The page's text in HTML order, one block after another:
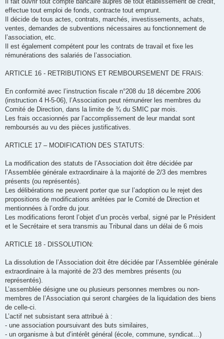
effectue tout emploi de fonds, contracte tout emprunt.
Il décide de tous actes, contrats, marchés, investissements, achats,
ventes, demandes de subventions nécessaires au fonctionnement de
l’association, etc.
Il est également compétent pour les contrats de travail et fixe les
rémunérations des salariés de l’association.
ARTICLE 16 - RETRIBUTIONS ET REMBOURSEMENT DE FRAIS:
En conformité avec l’instruction fiscale n°208 du 18 décembre 2006
(instruction 4 H-5-06), l’Association peut rémunérer les membres du
Comité de Direction, dans la limite de ¾ du SMIC par mois.
Les frais occasionnés par l’accomplissement de leur mandat sont
remboursés au vu des pièces justificatives.
ARTICLE 17 – MODIFICATION DES STATUTS:
La modification des statuts de l’Association doit être décidée par
l’Assemblée générale extraordinaire à la majorité de 2/3 des membres
présents (ou représentés).
Les délibérations ne peuvent porter que sur l’adoption ou le rejet des
propositions de modifications arrêtées par le Comité de Direction et
mentionnées à l’ordre du jour.
Les modifications feront l’objet d’un procès verbal, signé par le Président
et le Secrétaire et sera transmis au Tribunal dans un délai de 6 mois
ARTICLE 18 - DISSOLUTION:
La dissolution de l’Association doit être décidée par l’Assemblée générale
extraordinaire à la majorité de 2/3 des membres présents (ou
représentés).
L’assemblée désigne une ou plusieurs personnes membres ou non-
membres de l’Association qui seront chargées de la liquidation des biens
de celle-ci.
L’actif net subsistant sera attribué à :
- une association poursuivant des buts similaires,
- un organisme à but d’intérêt général (école, commune, syndicat…)